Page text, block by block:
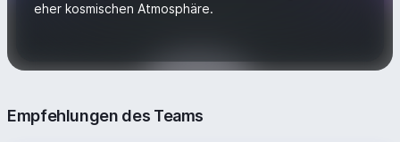
eher kosmischen Atmosphäre.
Empfehlungen des Teams